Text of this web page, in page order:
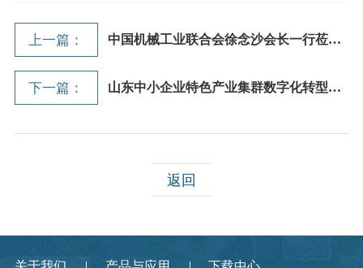
上一篇： 中国机械工业联合会徐念沙会长一行莅临...
下一篇： 山东中小企业特色产业集群数字化转型培...
返回